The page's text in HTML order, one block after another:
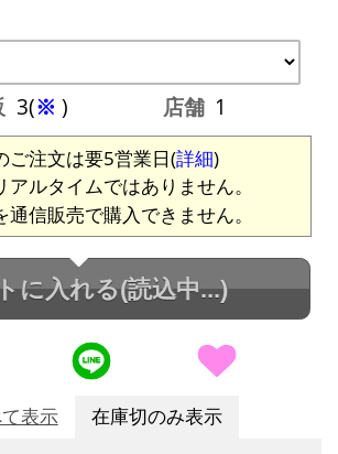
3(※ ) 店舗 1
ご注文は要5営業日(詳細)
ルタイムではありません。
通信販売で購入できません。
に入れる(読込中...)
表示 在庫切のみ表示